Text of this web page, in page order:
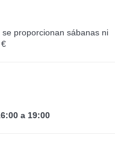
proporcionan sábanas ni
a 19:00